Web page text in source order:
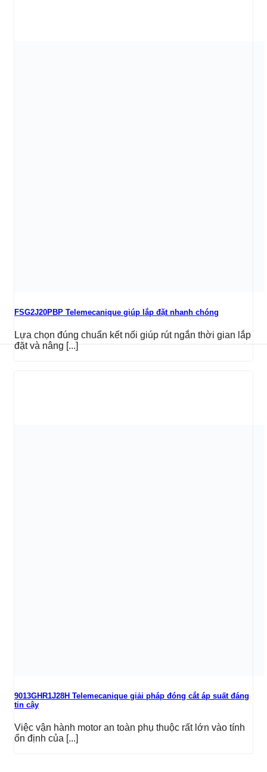
FSG2J20PBP Telemecanique giúp lắp đặt nhanh chóng
Lựa chọn đúng chuẩn kết nối giúp rút ngắn thời gian lắp
đặt và nâng [...]
9013GHR1J28H Telemecanique giải pháp đóng cắt áp suất đáng
tin cậy
Việc vận hành motor an toàn phụ thuộc rất lớn vào tính
ổn định của [...]